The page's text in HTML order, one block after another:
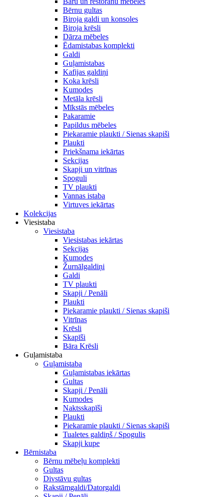
Bērnu gultas
Biroja galdi un konsoles
Biroja krēsli
Dārza mēbeles
Ēdamistabas komplekti
Galdi
Guļamistabas
Kafijas galdiņi
Koka krēsli
Kumodes
Metāla krēsli
Mīkstās mēbeles
Pakaramie
Papildus mēbeles
Piekaramie plaukti / Sienas skapiši
Plaukti
Priekšnama iekārtas
Sekcijas
Skapji un vitrīnas
Spoguli
TV plaukti
Vannas istaba
Virtuves iekārtas
Kolekcijas
Viesistaba
Viesistaba
Viesistabas iekārtas
Sekcijas
Kumodes
Žurnālgaldiņi
Galdi
TV plaukti
Skapji / Penāli
Plaukti
Piekaramie plaukti / Sienas skapiši
Vitrīnas
Krēsli
Skapīši
Bāra Krēsli
Guļamistaba
Guļamistaba
Guļamistabas iekārtas
Gultas
Skapji / Penāli
Kumodes
Naktsskapīši
Plaukti
Piekaramie plaukti / Sienas skapiši
Tualetes galdiņš / Spogulis
Skapji kupe
Bērnistaba
Bērnu mēbeļu komplekti
Gultas
Divstāvu gultas
Rakstāmgaldi/Datorgaldi